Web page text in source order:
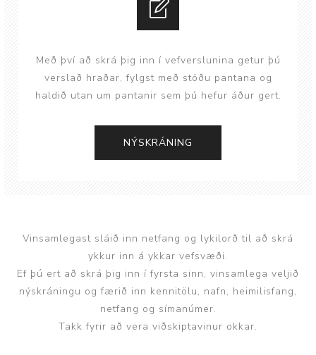
Með því að skrá þig inn í vefverslunina getur þú
verslað hraðar, fylgst með stöðu pantana og
haldið utan um pantanir sem þú hefur áður gert.
Vinsamlegast sláið inn netfang og lykilorð til að skrá
ykkur inn á ykkar vefsvæði.
Ef þú ert að skrá þig inn í fyrsta sinn, vinsamlega veljið
nýskráningu og færið inn kennitölu, nafn, heimilisfang,
netfang og símanúmer.
Takk fyrir að vera viðskiptavinur okkar.